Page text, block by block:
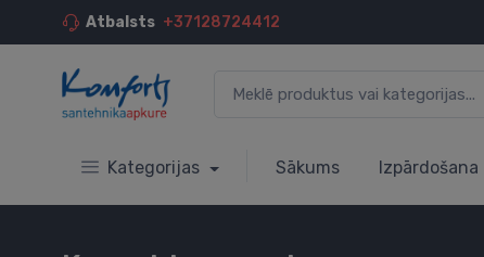
Atbalsts +37128724412
Kategorijas Sākums Izpārdošana